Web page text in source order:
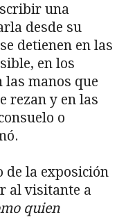
una
desde su
detienen en las
en los
las manos que
rezan y en las
o
de la exposición
al visitante a
quien